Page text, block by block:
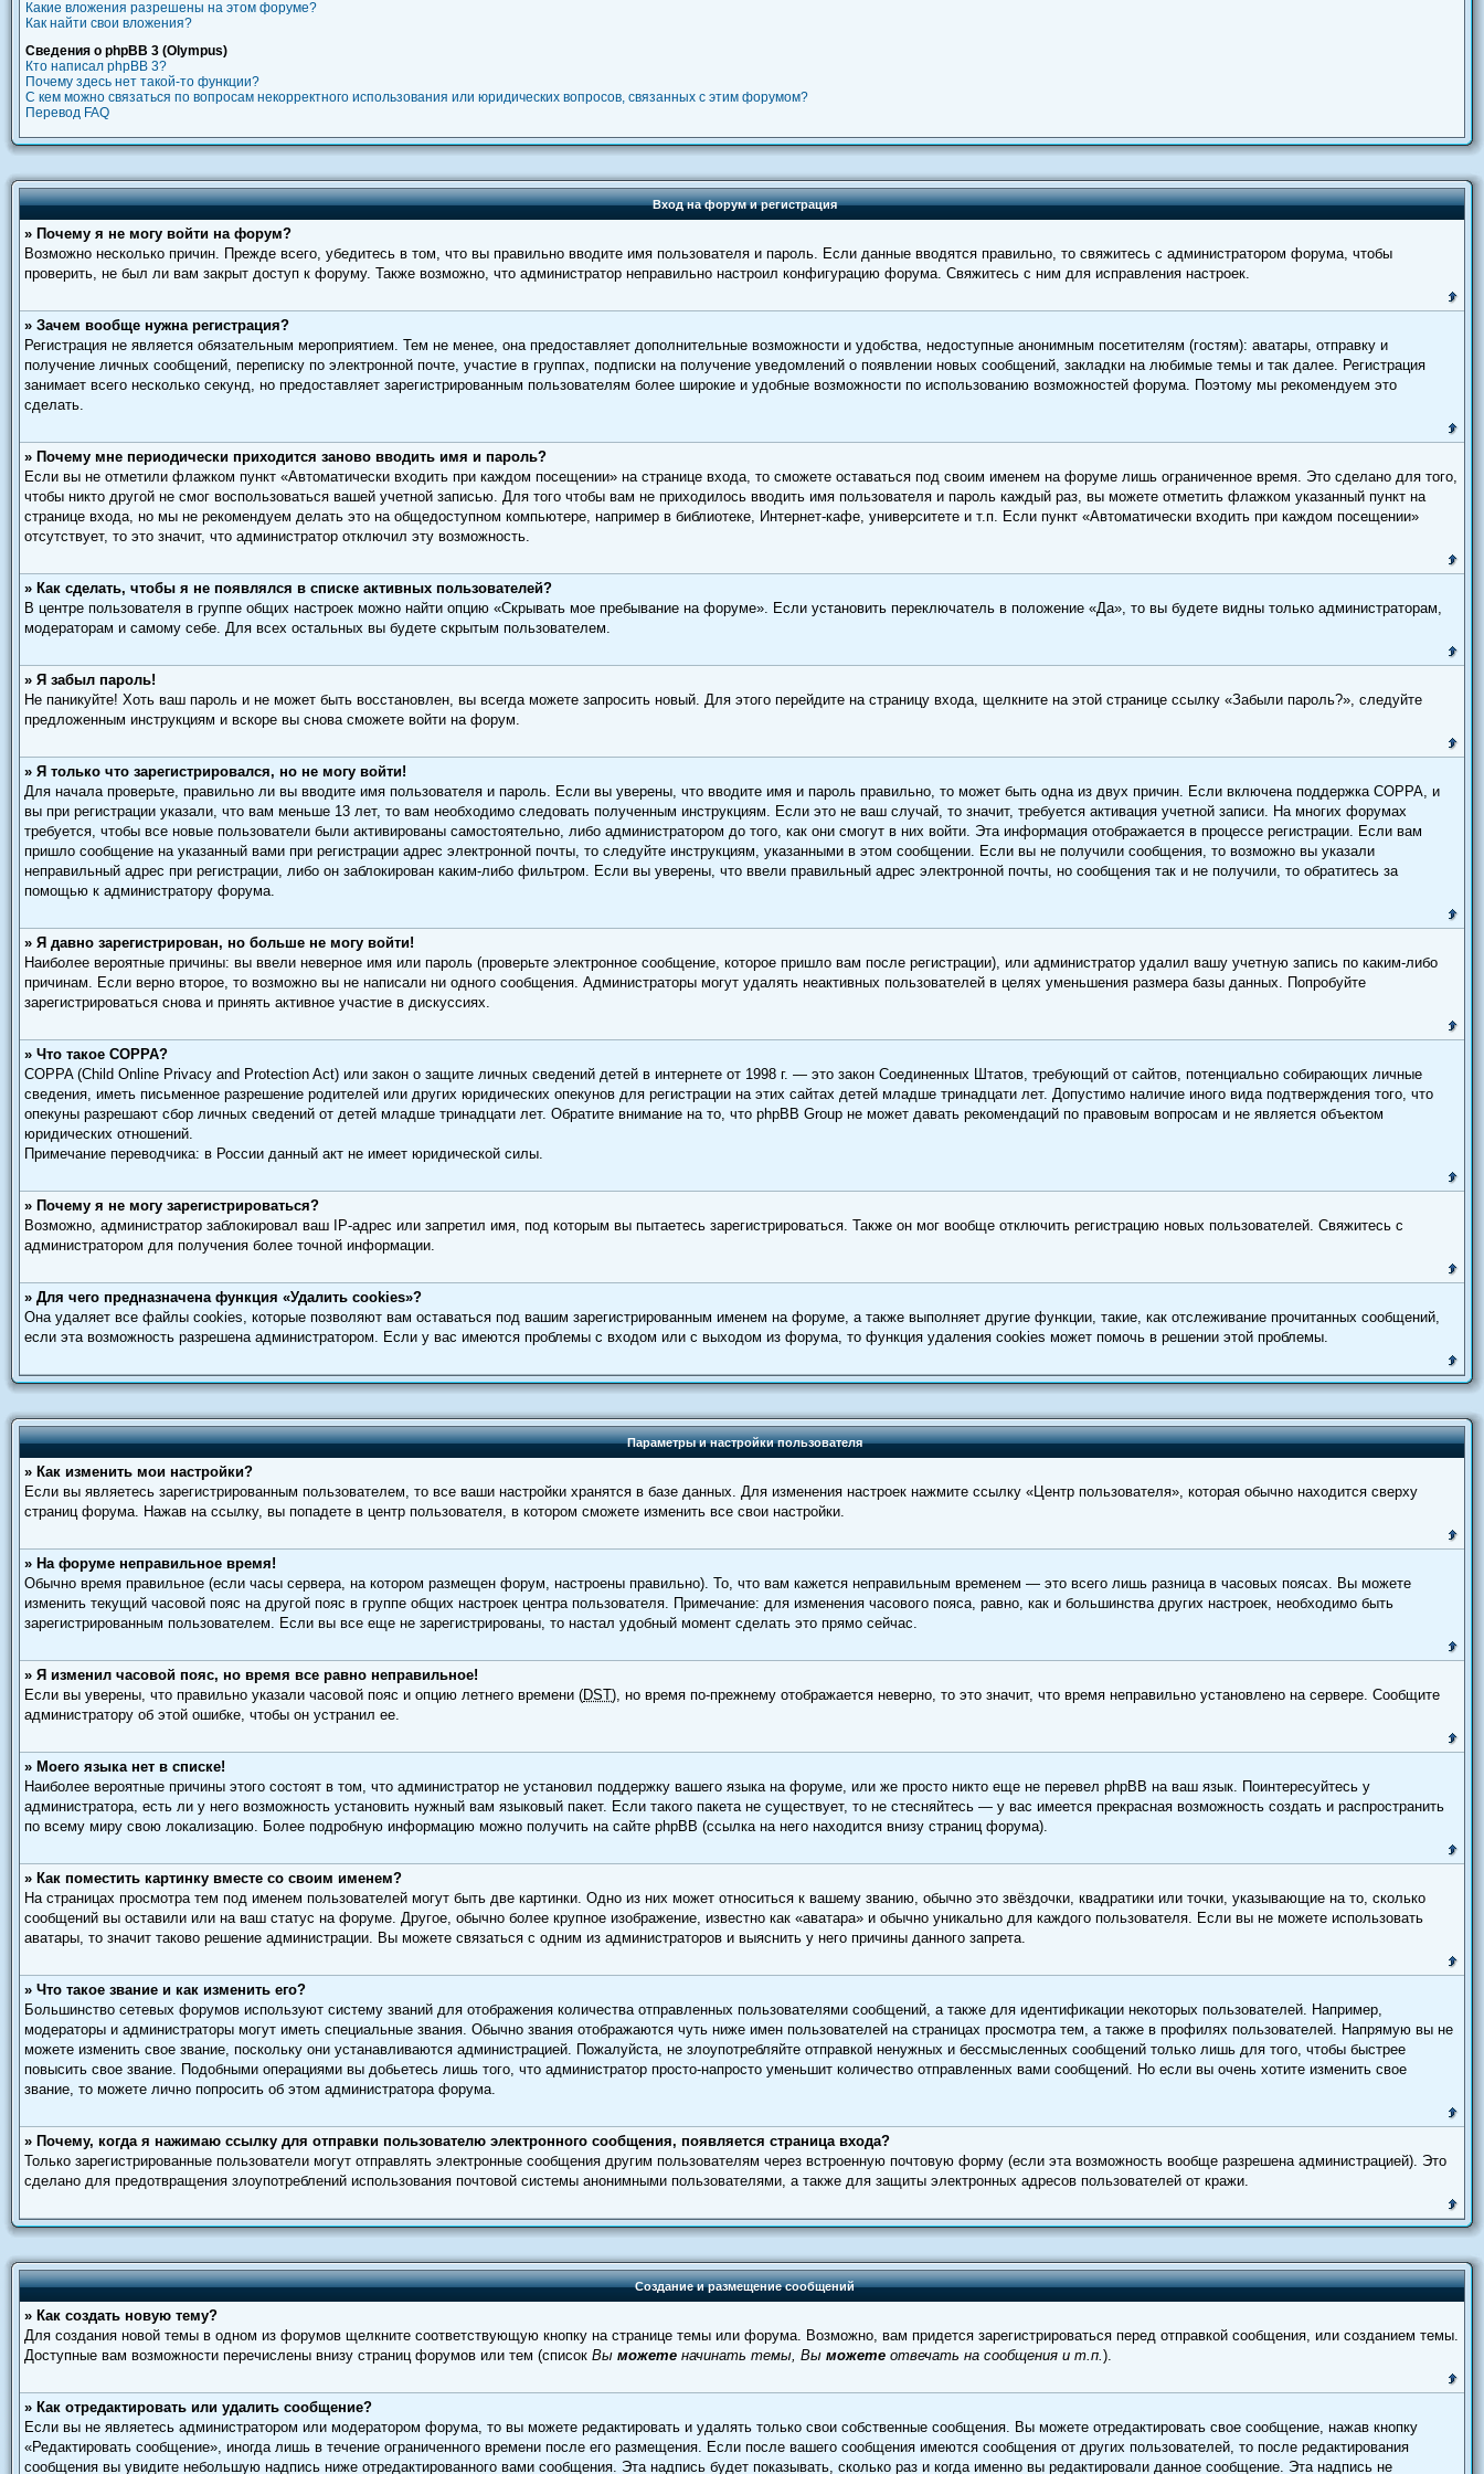
Какие вложения разрешены на этом форуме?
Как найти свои вложения?
Сведения о phpBB 3 (Olympus)
Кто написал phpBB 3?
Почему здесь нет такой-то функции?
С кем можно связаться по вопросам некорректного использования или юридических вопросов, связанных с этим форумом?
Перевод FAQ
Вход на форум и регистрация
» Почему я не могу войти на форум?
Возможно несколько причин. Прежде всего, убедитесь в том, что вы правильно вводите имя пользователя и пароль. Если данные вводятся правильно, то свяжитесь с администратором форума, чтобы
проверить, не был ли вам закрыт доступ к форуму. Также возможно, что администратор неправильно настроил конфигурацию форума. Свяжитесь с ним для исправления настроек.
» Зачем вообще нужна регистрация?
Регистрация не является обязательным мероприятием. Тем не менее, она предоставляет дополнительные возможности и удобства, недоступные анонимным посетителям (гостям): аватары, отправку и
получение личных сообщений, переписку по электронной почте, участие в группах, подписки на получение уведомлений о появлении новых сообщений, закладки на любимые темы и так далее. Регистрация
занимает всего несколько секунд, но предоставляет зарегистрированным пользователям более широкие и удобные возможности по использованию возможностей форума. Поэтому мы рекомендуем это
сделать.
» Почему мне периодически приходится заново вводить имя и пароль?
Если вы не отметили флажком пункт «Автоматически входить при каждом посещении» на странице входа, то сможете оставаться под своим именем на форуме лишь ограниченное время. Это сделано для того,
чтобы никто другой не смог воспользоваться вашей учетной записью. Для того чтобы вам не приходилось вводить имя пользователя и пароль каждый раз, вы можете отметить флажком указанный пункт на
странице входа, но мы не рекомендуем делать это на общедоступном компьютере, например в библиотеке, Интернет-кафе, университете и т.п. Если пункт «Автоматически входить при каждом посещении»
отсутствует, то это значит, что администратор отключил эту возможность.
» Как сделать, чтобы я не появлялся в списке активных пользователей?
В центре пользователя в группе общих настроек можно найти опцию «Скрывать мое пребывание на форуме». Если установить переключатель в положение «Да», то вы будете видны только администраторам,
модераторам и самому себе. Для всех остальных вы будете скрытым пользователем.
» Я забыл пароль!
Не паникуйте! Хоть ваш пароль и не может быть восстановлен, вы всегда можете запросить новый. Для этого перейдите на страницу входа, щелкните на этой странице ссылку «Забыли пароль?», следуйте
предложенным инструкциям и вскоре вы снова сможете войти на форум.
» Я только что зарегистрировался, но не могу войти!
Для начала проверьте, правильно ли вы вводите имя пользователя и пароль. Если вы уверены, что вводите имя и пароль правильно, то может быть одна из двух причин. Если включена поддержка COPPA, и
вы при регистрации указали, что вам меньше 13 лет, то вам необходимо следовать полученным инструкциям. Если это не ваш случай, то значит, требуется активация учетной записи. На многих форумах
требуется, чтобы все новые пользователи были активированы самостоятельно, либо администратором до того, как они смогут в них войти. Эта информация отображается в процессе регистрации. Если вам
пришло сообщение на указанный вами при регистрации адрес электронной почты, то следуйте инструкциям, указанными в этом сообщении. Если вы не получили сообщения, то возможно вы указали
неправильный адрес при регистрации, либо он заблокирован каким-либо фильтром. Если вы уверены, что ввели правильный адрес электронной почты, но сообщения так и не получили, то обратитесь за
помощью к администратору форума.
» Я давно зарегистрирован, но больше не могу войти!
Наиболее вероятные причины: вы ввели неверное имя или пароль (проверьте электронное сообщение, которое пришло вам после регистрации), или администратор удалил вашу учетную запись по каким-либо
причинам. Если верно второе, то возможно вы не написали ни одного сообщения. Администраторы могут удалять неактивных пользователей в целях уменьшения размера базы данных. Попробуйте
зарегистрироваться снова и принять активное участие в дискуссиях.
» Что такое COPPA?
COPPA (Child Online Privacy and Protection Act) или закон о защите личных сведений детей в интернете от 1998 г. — это закон Соединенных Штатов, требующий от сайтов, потенциально собирающих личные
сведения, иметь письменное разрешение родителей или других юридических опекунов для регистрации на этих сайтах детей младше тринадцати лет. Допустимо наличие иного вида подтверждения того, что
опекуны разрешают сбор личных сведений от детей младше тринадцати лет. Обратите внимание на то, что phpBB Group не может давать рекомендаций по правовым вопросам и не является объектом
юридических отношений.
Примечание переводчика: в России данный акт не имеет юридической силы.
» Почему я не могу зарегистрироваться?
Возможно, администратор заблокировал ваш IP-адрес или запретил имя, под которым вы пытаетесь зарегистрироваться. Также он мог вообще отключить регистрацию новых пользователей. Свяжитесь с
администратором для получения более точной информации.
» Для чего предназначена функция «Удалить cookies»?
Она удаляет все файлы cookies, которые позволяют вам оставаться под вашим зарегистрированным именем на форуме, а также выполняет другие функции, такие, как отслеживание прочитанных сообщений,
если эта возможность разрешена администратором. Если у вас имеются проблемы с входом или с выходом из форума, то функция удаления cookies может помочь в решении этой проблемы.
Параметры и настройки пользователя
» Как изменить мои настройки?
Если вы являетесь зарегистрированным пользователем, то все ваши настройки хранятся в базе данных. Для изменения настроек нажмите ссылку «Центр пользователя», которая обычно находится сверху
страниц форума. Нажав на ссылку, вы попадете в центр пользователя, в котором сможете изменить все свои настройки.
» На форуме неправильное время!
Обычно время правильное (если часы сервера, на котором размещен форум, настроены правильно). То, что вам кажется неправильным временем — это всего лишь разница в часовых поясах. Вы можете
изменить текущий часовой пояс на другой пояс в группе общих настроек центра пользователя. Примечание: для изменения часового пояса, равно, как и большинства других настроек, необходимо быть
зарегистрированным пользователем. Если вы все еще не зарегистрированы, то настал удобный момент сделать это прямо сейчас.
» Я изменил часовой пояс, но время все равно неправильное!
Если вы уверены, что правильно указали часовой пояс и опцию летнего времени (DST), но время по-прежнему отображается неверно, то это значит, что время неправильно установлено на сервере. Сообщите
администратору об этой ошибке, чтобы он устранил ее.
» Моего языка нет в списке!
Наиболее вероятные причины этого состоят в том, что администратор не установил поддержку вашего языка на форуме, или же просто никто еще не перевел phpBB на ваш язык. Поинтересуйтесь у
администратора, есть ли у него возможность установить нужный вам языковый пакет. Если такого пакета не существует, то не стесняйтесь — у вас имеется прекрасная возможность создать и распространить
по всему миру свою локализацию. Более подробную информацию можно получить на сайте phpBB (ссылка на него находится внизу страниц форума).
» Как поместить картинку вместе со своим именем?
На страницах просмотра тем под именем пользователей могут быть две картинки. Одно из них может относиться к вашему званию, обычно это звёздочки, квадратики или точки, указывающие на то, сколько
сообщений вы оставили или на ваш статус на форуме. Другое, обычно более крупное изображение, известно как «аватара» и обычно уникально для каждого пользователя. Если вы не можете использовать
аватары, то значит таково решение администрации. Вы можете связаться с одним из администраторов и выяснить у него причины данного запрета.
» Что такое звание и как изменить его?
Большинство сетевых форумов используют систему званий для отображения количества отправленных пользователями сообщений, а также для идентификации некоторых пользователей. Например,
модераторы и администраторы могут иметь специальные звания. Обычно звания отображаются чуть ниже имен пользователей на страницах просмотра тем, а также в профилях пользователей. Напрямую вы не
можете изменить свое звание, поскольку они устанавливаются администрацией. Пожалуйста, не злоупотребляйте отправкой ненужных и бессмысленных сообщений только лишь для того, чтобы быстрее
повысить свое звание. Подобными операциями вы добьетесь лишь того, что администратор просто-напросто уменьшит количество отправленных вами сообщений. Но если вы очень хотите изменить свое
звание, то можете лично попросить об этом администратора форума.
» Почему, когда я нажимаю ссылку для отправки пользователю электронного сообщения, появляется страница входа?
Только зарегистрированные пользователи могут отправлять электронные сообщения другим пользователям через встроенную почтовую форму (если эта возможность вообще разрешена администрацией). Это
сделано для предотвращения злоупотреблений использования почтовой системы анонимными пользователями, а также для защиты электронных адресов пользователей от кражи.
Создание и размещение сообщений
» Как создать новую тему?
Для создания новой темы в одном из форумов щелкните соответствующую кнопку на странице темы или форума. Возможно, вам придется зарегистрироваться перед отправкой сообщения, или созданием темы.
Доступные вам возможности перечислены внизу страниц форумов или тем (список Вы можете начинать темы, Вы можете отвечать на сообщения и т.п.).
» Как отредактировать или удалить сообщение?
Если вы не являетесь администратором или модератором форума, то вы можете редактировать и удалять только свои собственные сообщения. Вы можете отредактировать свое сообщение, нажав кнопку
«Редактировать сообщение», иногда лишь в течение ограниченного времени после его размещения. Если после вашего сообщения имеются сообщения от других пользователей, то после редактирования
сообщения вы увидите небольшую надпись ниже отредактированного вами сообщения. Эта надпись будет показывать, сколько раз и когда именно вы редактировали данное сообщение. Эта надпись не